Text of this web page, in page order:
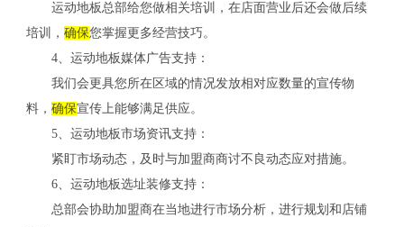
运动地板总部给您做相关培训，在店面营业后还会做后续
培训， 确保您掌握更多经营技巧。
4、运动地板媒体广告支持：
我们会更具您所在区域的情况发放相对应数量的宣传物
料， 确保宣传上能够满足供应。
5、运动地板市场资讯支持：
紧盯市场动态，及时与加盟商商讨不良动态应对措施。
6、运动地板选址装修支持：
总部会协助加盟商在当地进行市场分析，进行规划和店铺